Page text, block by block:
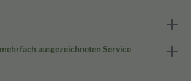
ausgezeichneten Service